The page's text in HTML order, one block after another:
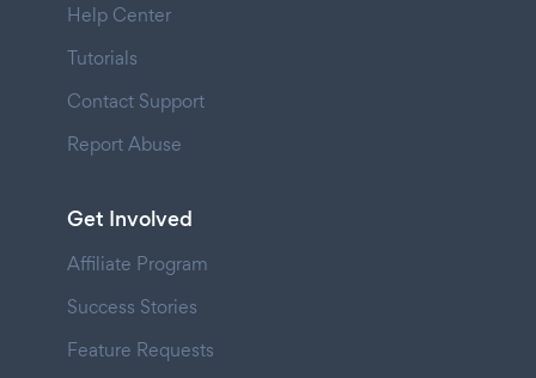
Help Center
Tutorials
Contact Support
Report Abuse
Get Involved
Affiliate Program
Success Stories
Feature Requests